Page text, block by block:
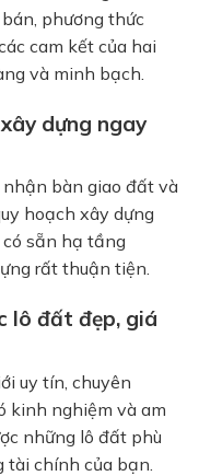
phương thức
cam kết của hai
và minh bạch.
dựng ngay
bàn giao đất và
hoạch xây dựng
có sẵn hạ tầng
rất thuận tiện.
lô đất đẹp, giá
uy tín, chuyên
kinh nghiệm và am
những lô đất phù
chính của bạn.